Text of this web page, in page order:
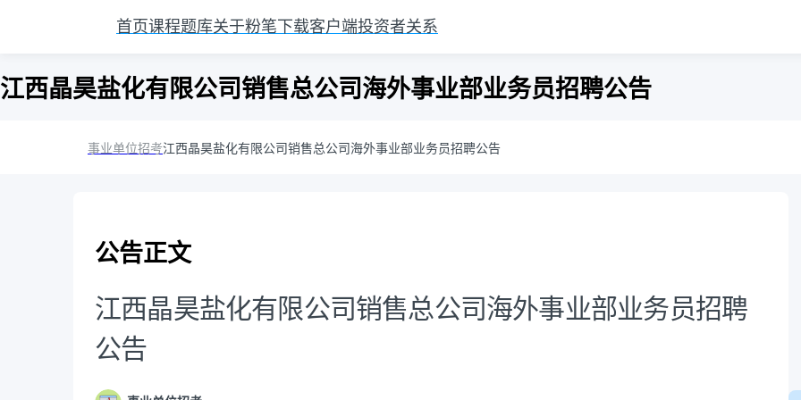
首页课程题库关于粉笔 下载客户端投资者关系
江西晶昊盐化有限公司销售总公司海外事业部业务员招聘公告
事业单位招考江西晶昊盐化有限公司销售总公司海外事业部业务员招聘公告
公告正文
江西晶昊盐化有限公司销售总公司海外事业部业务员招聘
公告